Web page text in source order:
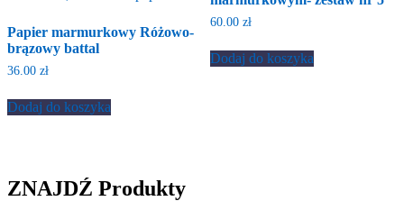
Papier marmurkowy Różowo-
brązowy battal
36.00 zł
Dodaj do koszyka
60.00 zł
Dodaj do koszyka
ZNAJDŹ Produkty